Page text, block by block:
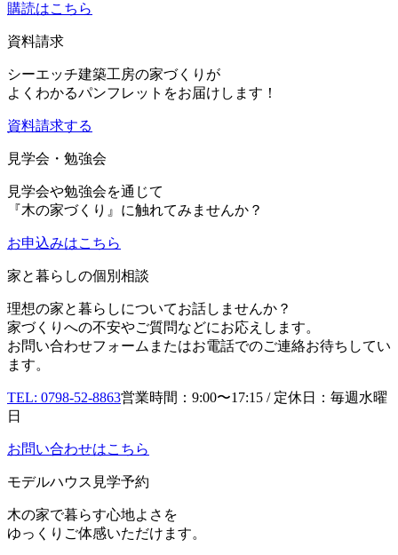
購読はこちら
資料請求
シーエッチ建築工房の家づくりが
よくわかるパンフレットをお届けします！
資料請求する
見学会・勉強会
見学会や勉強会を通じて
『木の家づくり』に触れてみませんか？
お申込みはこちら
家と暮らしの個別相談
理想の家と暮らしについてお話しませんか？
家づくりへの不安やご質問などにお応えします。
お問い合わせフォームまたはお電話でのご連絡お待ちしてい
ます。
TEL: 0798-52-8863営業時間：9:00〜17:15 / 定休日：毎週水曜
日
お問い合わせはこちら
モデルハウス見学予約
木の家で暮らす心地よさを
ゆっくりご体感いただけます。